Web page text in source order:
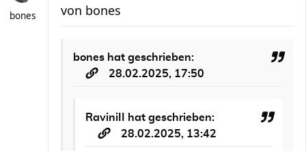
bones von bones
bones hat geschrieben:
28.02.2025, 17:50
RaviniII
hat geschrieben:
28.02.2025, 13:42